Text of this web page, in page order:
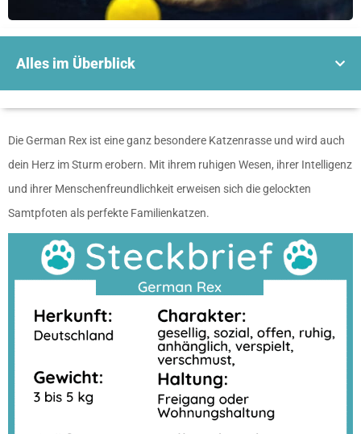
Alles im Überblick
Die German Rex ist eine ganz besondere Katzenrasse und wird auch
dein Herz im Sturm erobern. Mit ihrem ruhigen Wesen, ihrer Intelligenz
und ihrer Menschenfreundlichkeit erweisen sich die gelockten
Samtpfoten als perfekte Familienkatzen.